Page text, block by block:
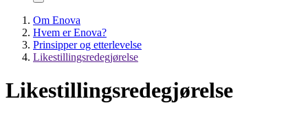
Om Enova
Hvem er Enova?
Prinsipper og etterlevelse
Likestillingsredegjørelse
Likestillingsredegjørelse